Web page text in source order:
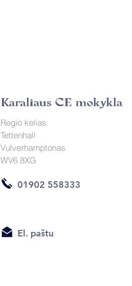
Karaliaus CE mokykla
Regio kelias
Tettenhall
Vulverhamptonas
WV6 8XG
01902 558333
El. paštu